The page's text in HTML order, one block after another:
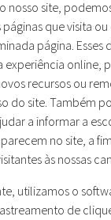
nosso site,
que visita
página. Esses
experiência online,
recursos ou
do site. Também
a informar a
no site, a
às nossas
utilizamos o
de